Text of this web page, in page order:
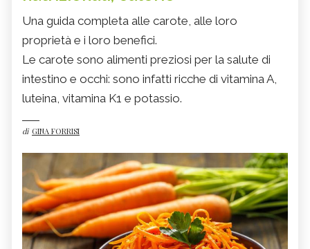
Una guida completa alle carote, alle loro
proprietà e i loro benefici.
Le carote sono alimenti preziosi per la salute di
intestino e occhi: sono infatti ricche di vitamina A,
luteina, vitamina K1 e potassio.
di GINA FORRISI